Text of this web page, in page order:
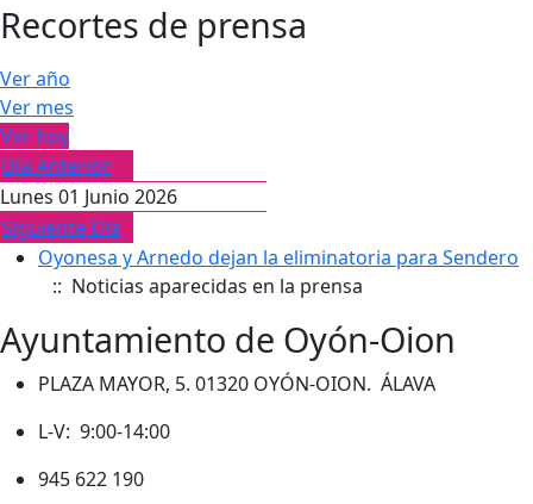
Recortes de prensa
Ver año
Ver mes
Ver hoy
Día Anterior
Lunes 01 Junio 2026
Siguiente Día
Oyonesa y Arnedo dejan la eliminatoria para Sendero
:: Noticias aparecidas en la prensa
Ayuntamiento de Oyón-Oion
PLAZA MAYOR, 5. 01320 OYÓN-OION. ÁLAVA
L-V: 9:00-14:00
945 622 190